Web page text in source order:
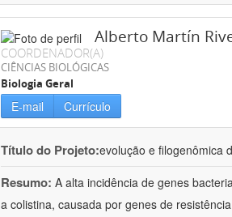
Alberto Martín
COORDENADOR(A)
CIÊNCIAS BIOLÓGICAS
Biologia Geral
E-mail Currículo
Título do Projeto:evolução e filogenômica
Resumo: A alta incidência de genes
a colistina, causada por genes de